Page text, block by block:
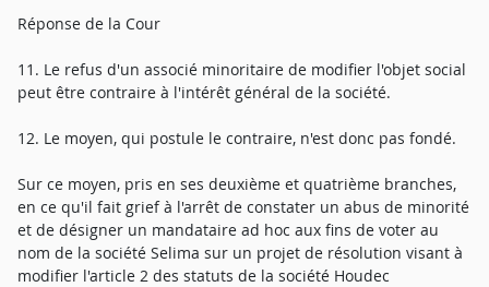
Réponse de la Cour
11. Le refus d'un associé minoritaire de modifier l'objet social
peut être contraire à l'intérêt général de la société.
12. Le moyen, qui postule le contraire, n'est donc pas fondé.
Sur ce moyen, pris en ses deuxième et quatrième branches,
en ce qu'il fait grief à l'arrêt de constater un abus de minorité
et de désigner un mandataire ad hoc aux fins de voter au
nom de la société Selima sur un projet de résolution visant à
modifier l'article 2 des statuts de la société Houdec